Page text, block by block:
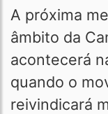
A próxima
âmbito da
acontecerá
quando o
reivindicará